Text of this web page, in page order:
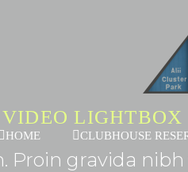
HOME CLUBHOUSE
VIDEO LIGHTBOX
Proin gravida